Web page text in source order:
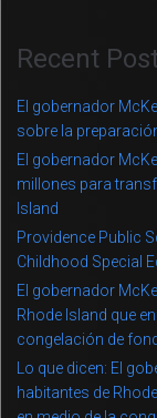
Recent
El gobernador
sobre la
El gobernador
millones para
Island
Providence Public
Childhood Special
El gobernador
Rhode Island que
congelación de
Lo que dicen: El
habitantes de